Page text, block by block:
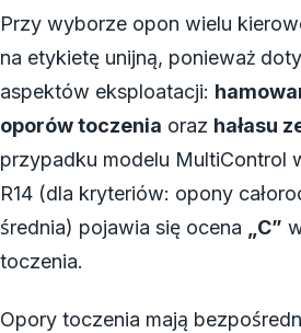
Przy wyborze opon wielu
na etykietę unijną, ponieważ
aspektów eksploatacji:
oporów toczenia oraz hałasu
przypadku modelu MultiControl
R14 (dla kryteriów: opony
średnia) pojawia się ocena
„C”
toczenia.
Opory toczenia mają